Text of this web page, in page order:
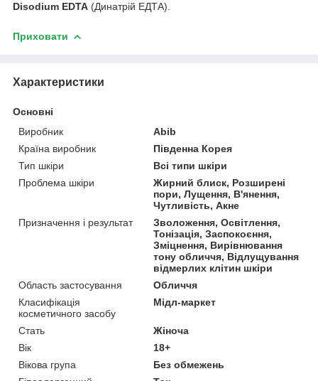
Disodium EDTA (Динатрій ЕДТА).
Приховати
Характеристики
Основні
Виробник
Abib
Країна виробник
Південна Корея
Тип шкіри
Всі типи шкіри
Проблема шкіри
Жирний блиск, Розширені
пори, Лущення, В'янення,
Чутливість, Акне
Призначення і результат
Зволоження, Освітлення,
Тонізація, Заспокоєння,
Зміцнення, Вирівнювання
тону обличчя, Відлущування
відмерлих клітин шкіри
Область застосування
Обличчя
Класифікація
косметичного засобу
Мідл-маркет
Стать
Жіноча
Вік
18+
Вікова група
Без обмежень